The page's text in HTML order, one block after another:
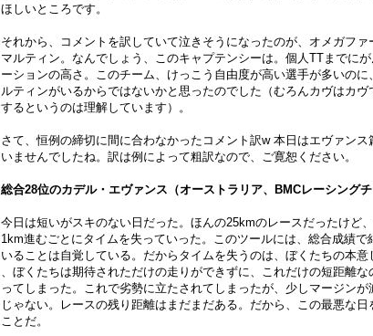
ほしいところです。
それから、コメントを訳していて泣きそうになったのが、オメガファ
マルティン。なんでしょう、このキャプテンシーは。個人TTまでに
ーションの高さ。このチーム、けっこう自由度が高い選手が多いの
ルティンがいるからではないかと思ったのでした（むろんカヴはカ
するというのは理解しています）。
さて、恒例の締切に間に合わなかったコメント訳w 本日はエヴァン
いませんでしたね。訳は例によって粗訳なので、ご寛恕ください。
総合28位のカデル・エヴァンス（オーストラリア、BMCレーシングチ
今日は短いがスキのない日だった。ほんの25kmのレースだったけど
1km進むごとにタイムを失っていった。このツールには、総合成績
いることは自覚している。だからタイムを失うのは、ぼくたちの本
、ぼくたちは期待されただけの走りができずに、これだけの短距離
ってしまった。これで劣勢に立たされてしまったが、少しマージン
じゃない。レースの残り距離はまだまだある。だから、この最悪な
ことだ。